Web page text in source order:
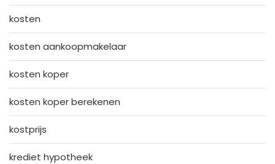
kosten
kosten aankoopmakelaar
kosten koper
kosten koper berekenen
kostprijs
krediet hypotheek